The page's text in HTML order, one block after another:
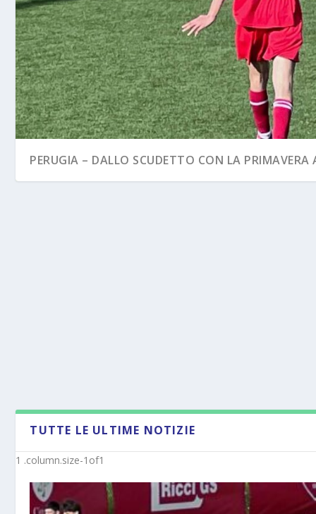
PERUGIA – DALLO SCUDETTO CON LA PRIMAVERA
TUTTE LE ULTIME NOTIZIE